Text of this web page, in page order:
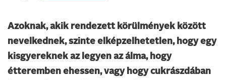
Azoknak, akik rendezett körülmények között
nevelkednek, szinte elképzelhetetlen, hogy egy
kisgyereknek az legyen az álma, hogy
étteremben ehessen, vagy hogy cukrászdában